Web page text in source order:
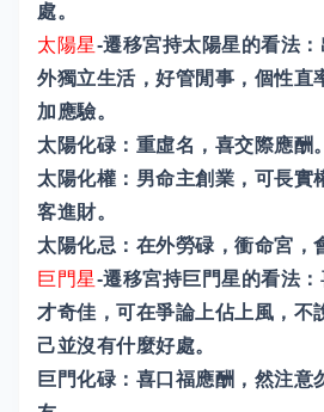
處。
太陽星-遷移宮持太陽星的看法
外獨立生活，好管閒事，個性直
加應驗。
太陽化碌：重虛名，喜交際應酬。
太陽化權：男命主創業，可長實
客進財。
太陽化忌：在外勞碌，衝命宮，
巨門星-遷移宮持巨門星的看法
才奇佳，可在爭論上佔上風，不
己並沒有什麼好處。
巨門化碌：喜口福應酬，然注意